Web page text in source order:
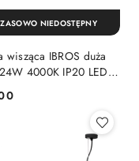
wisząca IBROS duża
4000K IP20 LED
do biura - Light
NIEDOSTĘPNY